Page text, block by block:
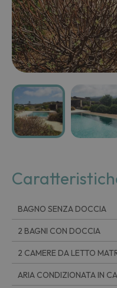
BAGNO SENZA DOCCIA
2 BAGNI CON DOCCIA
2 CAMERE DA LETTO
ARIA CONDIZIONATA IN